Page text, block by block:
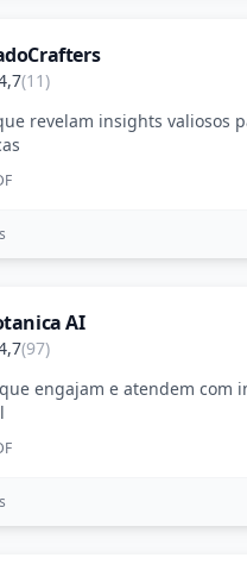
(11)
revelam insights valiosos
AI
(97)
engajam e atendem com